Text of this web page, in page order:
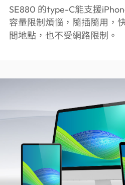
SE880 的type-C能支援
容量限制煩惱，隨插隨用，
間地點，也不受網路限制。